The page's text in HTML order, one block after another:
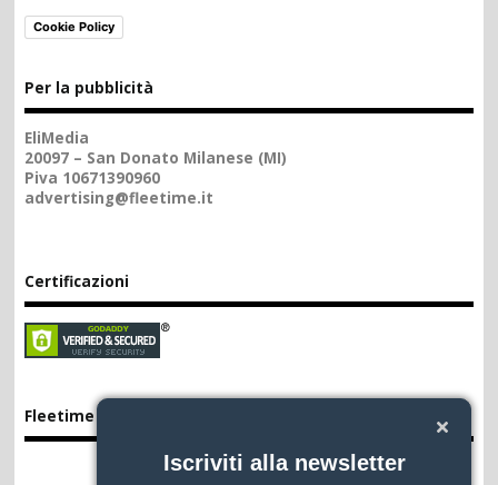
Iscriviti alla newsletter
Cookie Policy
Per la pubblicità
EliMedia
20097 – San Donato Milanese (MI)
Piva 10671390960
advertising@fleetime.it
Certificazioni
Fleetime App